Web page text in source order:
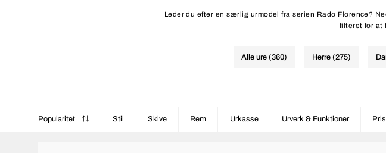
Leder du efter en særlig urmodel fra serien Rado Florence?
filteret for at
Alle ure (360) Herre (275)
Popularitet Stil Skive Rem Urkasse Urverk & Funktioner Pris